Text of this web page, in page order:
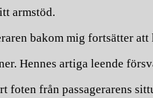
armstöd.
bakom mig fortsätter
Hennes artiga leende
foten från passagerarens